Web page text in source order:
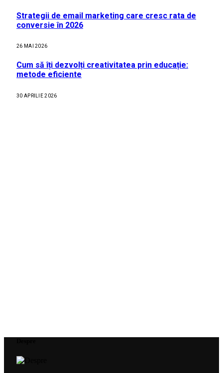
Strategii de email marketing care cresc rata de
conversie în 2026
26 MAI 2026
Cum să îți dezvolți creativitatea prin educație:
metode eficiente
30 APRILIE 2026